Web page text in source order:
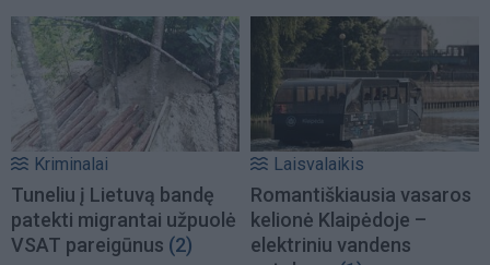
Kriminalai
Tuneliu į Lietuvą bandę
patekti migrantai užpuolė
VSAT pareigūnus (2)
Laisvalaikis
Romantiškiausia vasaros
kelionė Klaipėdoje –
elektriniu vandens